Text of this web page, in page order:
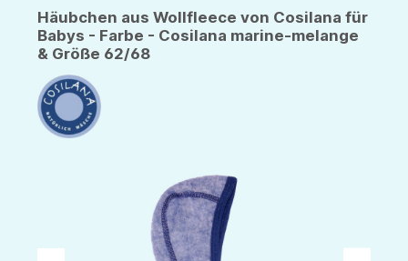
Häubchen aus Wollfleece von Cosilana für
Babys - Farbe - Cosilana marine-melange
& Größe 62/68
Bildergalerie überspringen